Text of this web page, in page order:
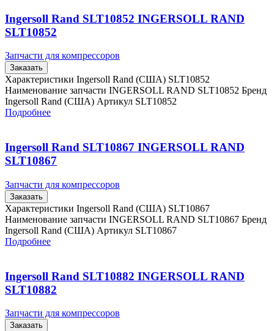
Ingersoll Rand SLT10852 INGERSOLL RAND
SLT10852
Запчасти для компрессоров
Заказать
Характеристики Ingersoll Rand (США) SLT10852
Наименование запчасти INGERSOLL RAND SLT10852 Бренд
Ingersoll Rand (США) Артикул SLT10852
Подробнее
Ingersoll Rand SLT10867 INGERSOLL RAND
SLT10867
Запчасти для компрессоров
Заказать
Характеристики Ingersoll Rand (США) SLT10867
Наименование запчасти INGERSOLL RAND SLT10867 Бренд
Ingersoll Rand (США) Артикул SLT10867
Подробнее
Ingersoll Rand SLT10882 INGERSOLL RAND
SLT10882
Запчасти для компрессоров
Заказать